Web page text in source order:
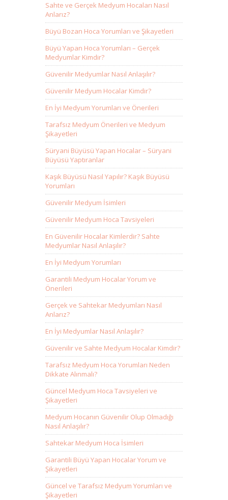
Sahte ve Gerçek Medyum Hocaları Nasıl
Anlarız?
Büyü Bozan Hoca Yorumları ve Şikayetleri
Büyü Yapan Hoca Yorumları – Gerçek
Medyumlar Kimdir?
Güvenilir Medyumlar Nasıl Anlaşılır?
Güvenilir Medyum Hocalar Kimdir?
En İyi Medyum Yorumları ve Önerileri
Tarafsız Medyum Önerileri ve Medyum
Şikayetleri
Süryani Büyüsü Yapan Hocalar – Süryani
Büyüsü Yaptıranlar
Kaşık Büyüsü Nasıl Yapılır? Kaşık Büyüsü
Yorumları
Güvenilir Medyum İsimleri
Güvenilir Medyum Hoca Tavsiyeleri
En Güvenilir Hocalar Kimlerdir? Sahte
Medyumlar Nasıl Anlaşılır?
En İyi Medyum Yorumları
Garantili Medyum Hocalar Yorum ve
Önerileri
Gerçek ve Sahtekar Medyumları Nasıl
Anlarız?
En İyi Medyumlar Nasıl Anlaşılır?
Güvenilir ve Sahte Medyum Hocalar Kimdir?
Tarafsız Medyum Hoca Yorumları Neden
Dikkate Alınmalı?
Güncel Medyum Hoca Tavsiyeleri ve
Şikayetleri
Medyum Hocanın Güvenilir Olup Olmadığı
Nasıl Anlaşılır?
Sahtekar Medyum Hoca İsimleri
Garantili Büyü Yapan Hocalar Yorum ve
Şikayetleri
Güncel ve Tarafsız Medyum Yorumları ve
Şikayetleri